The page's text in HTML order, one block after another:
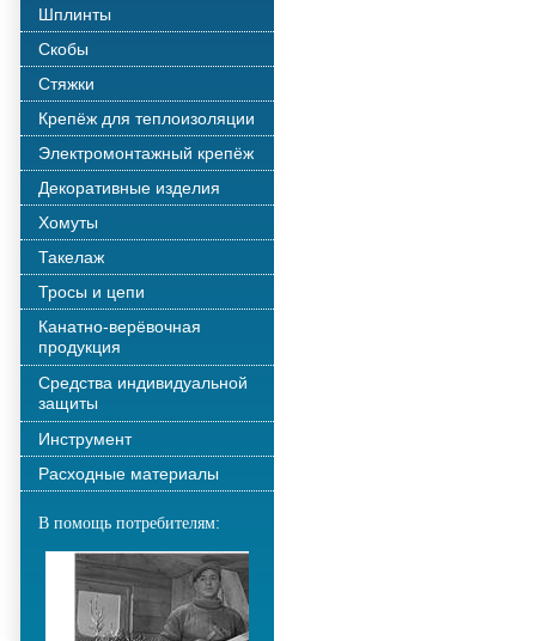
Шплинты
Скобы
Стяжки
Крепёж для теплоизоляции
Электромонтажный крепёж
Декоративные изделия
Хомуты
Такелаж
Тросы и цепи
Канатно-верёвочная
продукция
Средства индивидуальной
защиты
Инструмент
Расходные материалы
В помощь потребителям: